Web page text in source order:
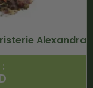
Alexandra